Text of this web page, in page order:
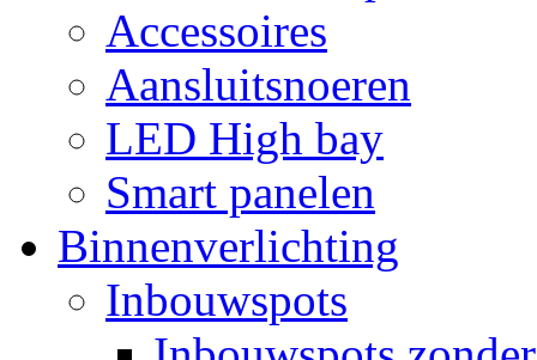
Accessoires
Aansluitsnoeren
LED High bay
Smart panelen
Binnenverlichting
Inbouwspots